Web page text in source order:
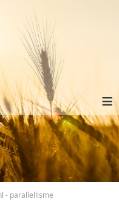
≡
- parallellisme